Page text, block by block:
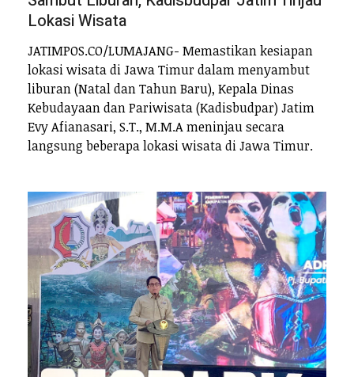
Lokasi Wisata
JATIMPOS.CO/LUMAJANG- Memastikan kesiapan
lokasi wisata di Jawa Timur dalam menyambut
liburan (Natal dan Tahun Baru), Kepala Dinas
Kebudayaan dan Pariwisata (Kadisbudpar) Jatim
Evy Afianasari, S.T., M.M.A meninjau secara
langsung beberapa lokasi wisata di Jawa Timur.